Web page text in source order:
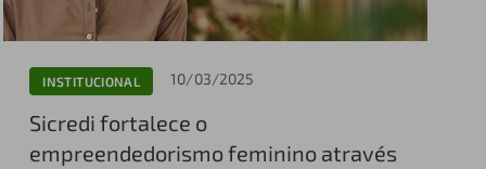
INSTITUCIONAL 10/03/2025
Sicredi fortalece o
empreendedorismo feminino através